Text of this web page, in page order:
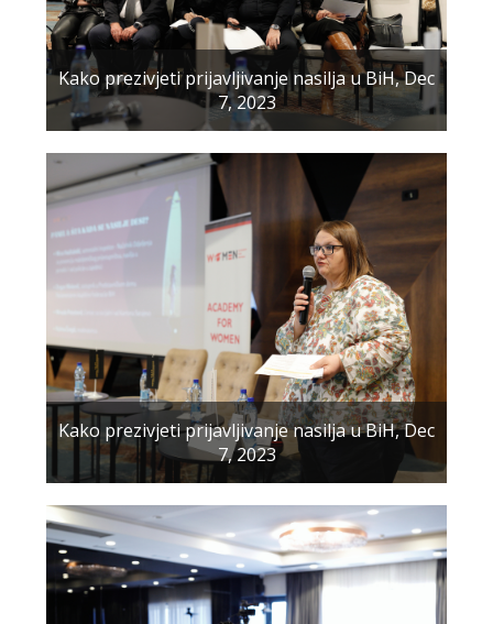
Kako prezivjeti prijavljivanje nasilja u BiH, Dec
7, 2023
Kako prezivjeti prijavljivanje nasilja u BiH, Dec
7, 2023